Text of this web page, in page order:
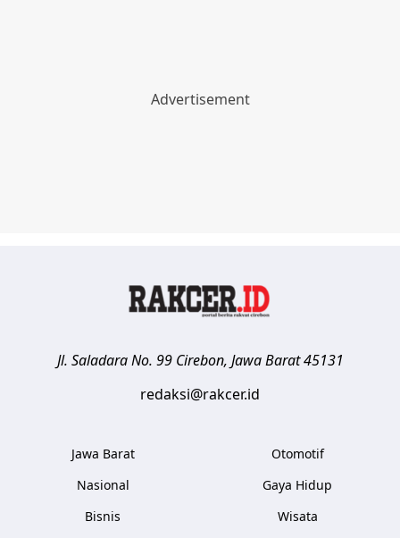
Jl. Saladara No. 99 Cirebon, Jawa Barat 45131
redaksi@rakcer.id
Jawa Barat
Nasional
Bisnis
Otomotif
Gaya Hidup
Wisata